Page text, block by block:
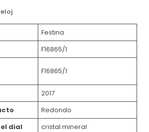
Festina
F16865/1
F16865/1
2017
Redondo
dial
cristal mineral